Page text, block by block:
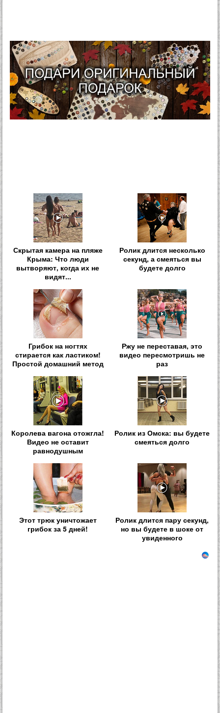
Скрытая камера на пляже
Крыма: Что люди
вытворяют, когда их не
видят...
Ролик длится несколько
секунд, а смеяться вы
будете долго
Грибок на ногтях
стирается как ластиком!
Простой домашний метод
Ржу не переставая, это
видео пересмотришь не
раз
Королева вагона отожгла!
Видео не оставит
равнодушным
Ролик из Омска: вы будете
смеяться долго
Этот трюк уничтожает
грибок за 5 дней!
Ролик длится пару секунд,
но вы будете в шоке от
увиденного